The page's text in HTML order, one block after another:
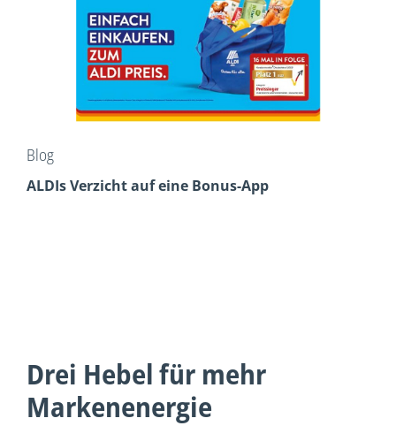
Blog
ALDIs Verzicht auf eine Bonus-App
Drei Hebel für mehr
Markenenergie